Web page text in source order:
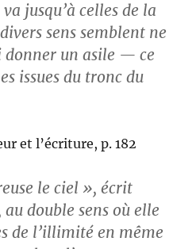
jusqu’à celles de la
sens semblent ne
donner un asile — ce
issues du tronc du
et l’écriture, p. 182
le ciel », écrit
double sens où elle
de l’illimité en même